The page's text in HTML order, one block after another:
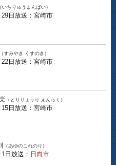
（いちりゅうまんばい）
29日放送：宮崎市
（すみやき くすのき）
22日放送：宮崎市
（とりりょうり えんらく）
15日放送：宮崎市
（あゆのこれのり）
日放送： 日向市